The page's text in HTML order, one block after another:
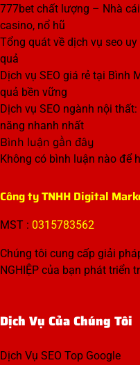
777bet chất lượng – Nhà
casino, nổ hũ
Tổng quát về dịch vụ seo
quả
Dịch vụ SEO giá rẻ tại Bình
quả bền vững
Dịch vụ SEO ngành nội
năng nhanh nhất
Bình luận gần đây
Không có bình luận nào để
Công ty TNHH Digital
MST : 0315783562
Chúng tôi cung cấp giải
NGHIỆP của bạn phát triển
Dịch Vụ Của Chúng Tôi
Dịch Vụ SEO Top Google